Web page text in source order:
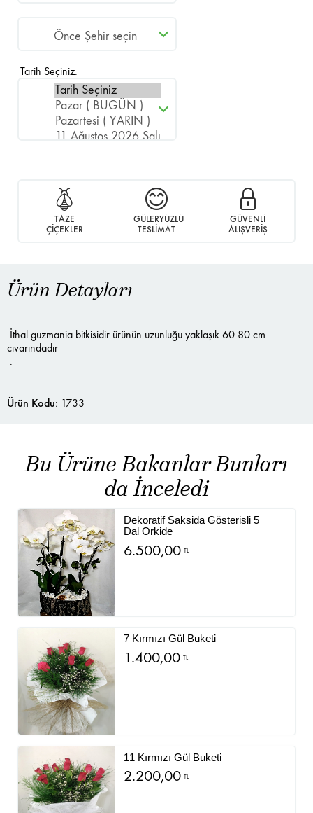
Tarih Seçiniz.
TAZE
ÇİÇEKLER
GÜLERYÜZLÜ
TESLİMAT
GÜVENLİ
ALIŞVERİŞ
Ürün Detayları
İthal guzmania bitkisidir ürünün uzunluğu yaklaşık 60 80 cm
civarındadır
.
Ürün Kodu: 1733
Bu Ürüne Bakanlar Bunları
da İnceledi
Dekoratif Saksida Gösterisli 5
Dal Orkide
6.500,00 TL
7 Kırmızı Gül Buketi
1.400,00 TL
11 Kırmızı Gül Buketi
2.200,00 TL